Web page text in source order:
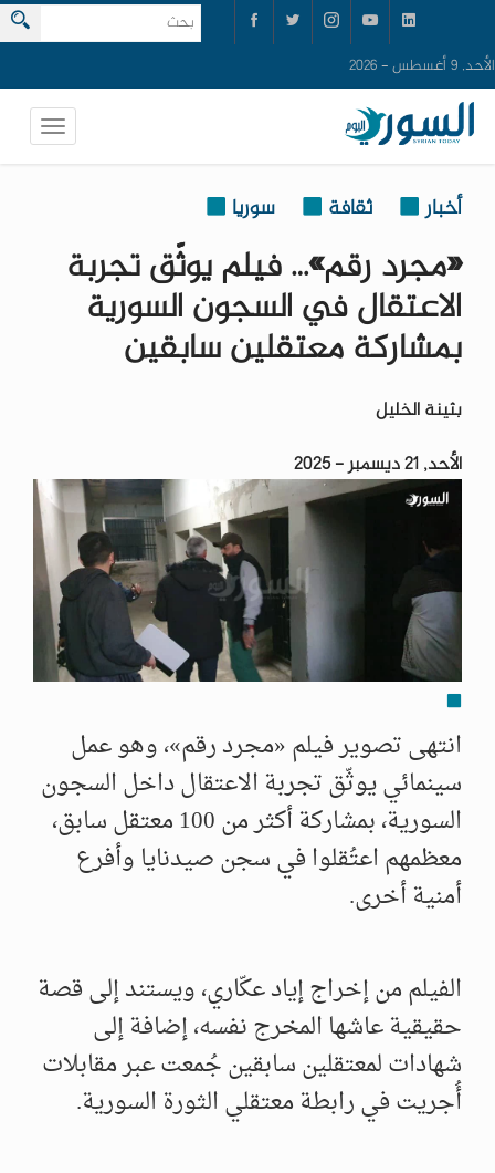
الأحد, 9 أغسطس - 2026
أخبار ثقافة سوريا
«مجرد رقم»… فيلم يوثّق تجربة
الاعتقال في السجون السورية
بمشاركة معتقلين سابقين
بثينة الخليل
الأحد, 21 ديسمبر - 2025
انتهى تصوير فيلم «مجرد رقم»، وهو عمل
سينمائي يوثّق تجربة الاعتقال داخل السجون
السورية، بمشاركة أكثر من 100 معتقل سابق،
معظمهم اعتُقلوا في سجن صيدنايا وأفرع
أمنية أخرى.
الفيلم من إخراج إياد عكّاري، ويستند إلى قصة
حقيقية عاشها المخرج نفسه، إضافة إلى
شهادات لمعتقلين سابقين جُمعت عبر مقابلات
أُجريت في رابطة معتقلي الثورة السورية.